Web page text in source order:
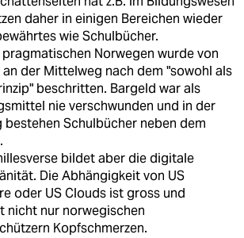
daher in einigen Bereichen wieder
wie Schulbücher.
pragmatischen Norwegen wurde von
der Mittelweg nach dem "sowohl als
beschritten. Bargeld war als
nie verschwunden und in der
bestehen Schulbücher neben dem
bildet aber die digitale
Die Abhängigkeit von US
oder US Clouds ist gross und
nicht nur norwegischen
Kopfschmerzen.